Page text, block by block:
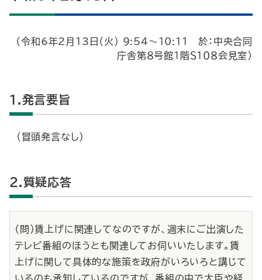
（令和6年2月13日（火） 9:54～10:11 於：中央合同
庁舎第８号館１階Ｓ１０８会見室）
1.発言要旨
（冒頭発言なし）
2.質疑応答
（問）賃上げに関連してなのですが、週末にご出演した
テレビ番組のほうとも関連してお伺いいたします。賃
上げに関して具体的な施策を政府がいろいろと講じて